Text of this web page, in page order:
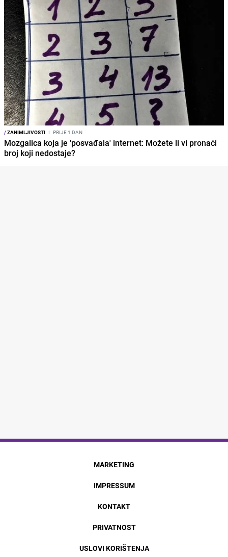
/ZANIMLJIVOSTI I PRIJE 1 DAN
Mozgalica koja je 'posvađala' internet: Možete li vi pronaći
broj koji nedostaje?
MARKETING
IMPRESSUM
KONTAKT
PRIVATNOST
USLOVI KORIŠTENJA